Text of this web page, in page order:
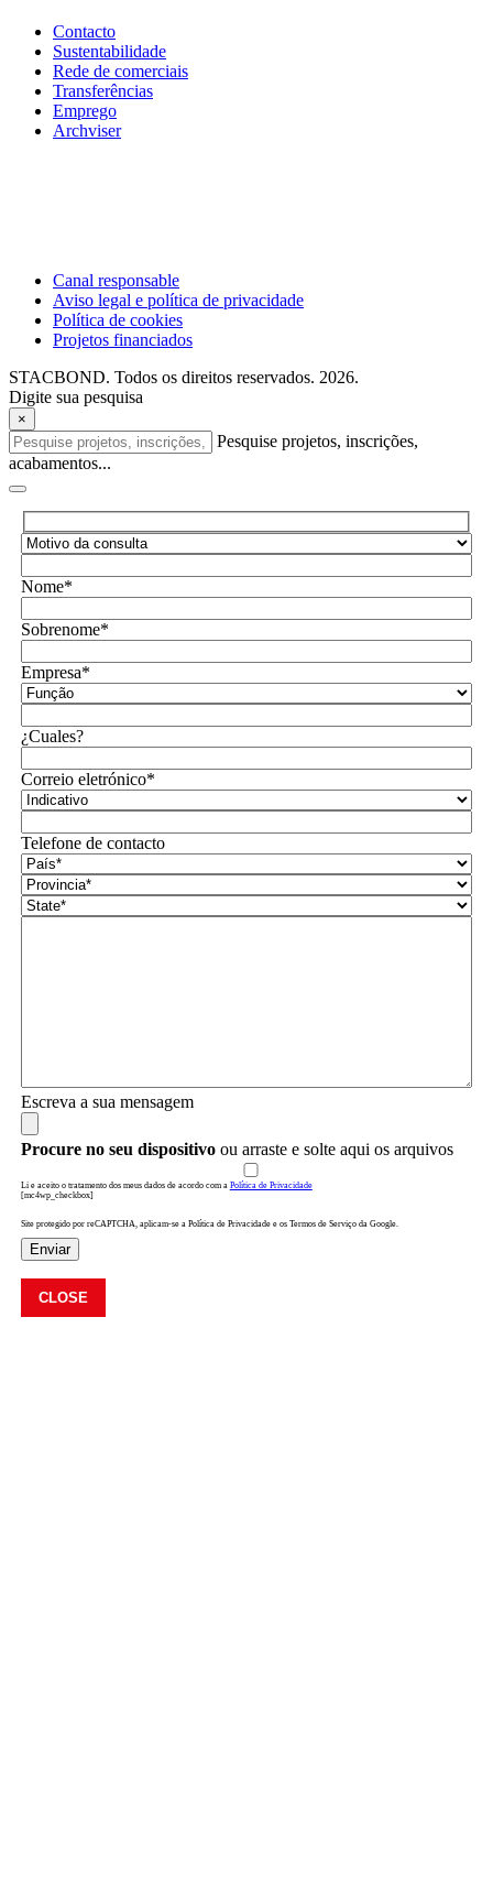
Contacto
Sustentabilidade
Rede de comerciais
Transferências
Emprego
Archviser
Canal responsable
Aviso legal e política de privacidade
Política de cookies
Projetos financiados
STACBOND. Todos os direitos reservados. 2026.
Digite sua pesquisa
×
Pesquise projetos, inscrições,
acabamentos...
Nome*
Sobrenome*
Empresa*
¿Cuales?
Correio eletrónico*
Telefone de contacto
Escreva a sua mensagem
Procure no seu dispositivoou arraste e solte aqui os arquivos
Li e aceito o tratamento dos meus dados de acordo com a Política de Privacidade
[mc4wp_checkbox]
Site protegido por reCAPTCHA, aplicam-se a Política de Privacidade e os Termos de Serviço da Google.
Enviar
CLOSE